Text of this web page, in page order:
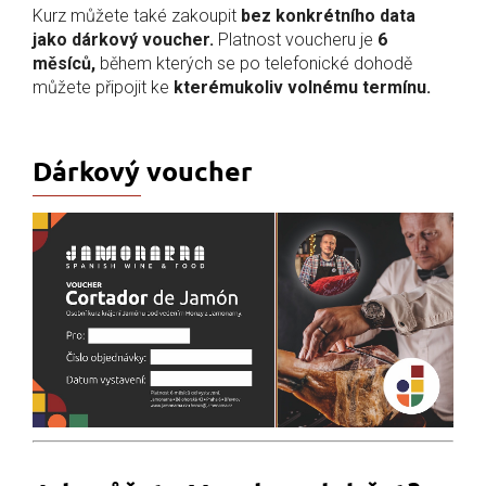
Kurz můžete také zakoupit bez konkrétního data
jako dárkový voucher. Platnost voucheru je 6
měsíců, během kterých se po telefonické dohodě
můžete připojit ke kterémukoliv volnému termínu.
Dárkový voucher